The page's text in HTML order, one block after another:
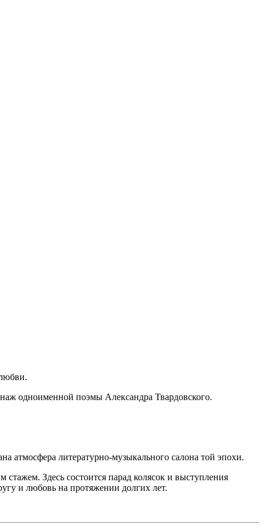
одноименной поэмы Александра Твардовского.
атмосфера литературно-музыкального салона той эпохи.
Здесь состоится парад колясок и выступления
и любовь на протяжении долгих лет.